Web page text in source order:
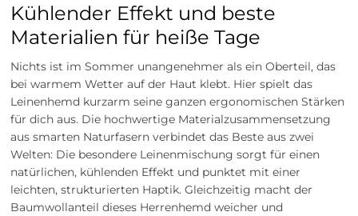
Kühlender Effekt und beste
Materialien für heiße Tage
Nichts ist im Sommer unangenehmer als ein Oberteil, das
bei warmem Wetter auf der Haut klebt. Hier spielt das
Leinenhemd kurzarm seine ganzen ergonomischen Stärken
für dich aus. Die hochwertige Materialzusammensetzung
aus smarten Naturfasern verbindet das Beste aus zwei
Welten: Die besondere Leinenmischung sorgt für einen
natürlichen, kühlenden Effekt und punktet mit einer
leichten, strukturierten Haptik. Gleichzeitig macht der
Baumwollanteil dieses Herrenhemd weicher und